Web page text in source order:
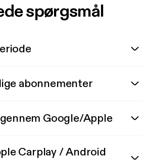
spørgsmål
abonnementer
Google/Apple
Carplay / Android